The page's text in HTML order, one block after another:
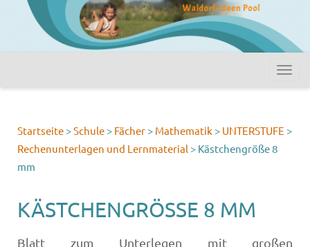
Startseite >Schule > Fächer > Mathematik > UNTERSTUFE >
Rechenunterlagen und Lernmaterial > Kästchengröße 8
mm
KÄSTCHENGRÖSSE 8 MM
Blatt zum Unterlegen mit großen